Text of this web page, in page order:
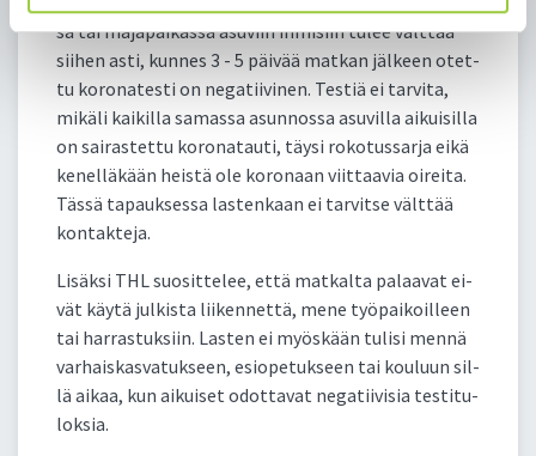
sa tai ma­ja­pai­kas­sa asu­viin ih­mi­siin tu­lee vält­tää
sii­hen as­ti, kun­nes 3 - 5 päi­vää mat­kan jäl­keen otet­
tu ko­ro­na­tes­ti on ne­ga­tii­vi­nen. Tes­tiä ei tar­vi­ta,
mi­kä­li kai­kil­la sa­mas­sa asun­nos­sa asu­vil­la ai­kui­sil­la
on sai­ras­tet­tu ko­ro­na­tau­ti, täy­si ro­ko­tus­sar­ja ei­kä
ke­nel­lä­kään heis­tä ole ko­ro­naan viit­taa­via oi­rei­ta.
Täs­sä ta­pauk­ses­sa las­ten­kaan ei tar­vit­se vält­tää
kon­tak­te­ja.
Li­säk­si THL suo­sit­te­lee, et­tä mat­kal­ta pa­laa­vat ei­
vät käy­tä jul­kis­ta lii­ken­net­tä, me­ne työ­pai­koil­leen
tai har­ras­tuk­siin. Las­ten ei myös­kään tu­li­si men­nä
var­hais­kas­va­tuk­seen, esio­pe­tuk­seen tai kou­luun sil­
lä ai­kaa, kun ai­kui­set odot­ta­vat ne­ga­tii­vi­sia tes­ti­tu­
lok­sia.